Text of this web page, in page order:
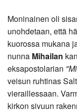
Moninainen oli
unohdetaan, että
kuorossa mukana
nunna Mihailan
eksapostolarian
veisun ruhtinas
vieraillessaan.
kirkon sivuun